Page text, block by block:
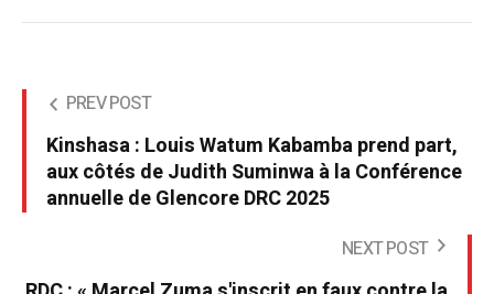
PREV POST
Kinshasa : Louis Watum Kabamba prend part,
aux côtés de Judith Suminwa à la Conférence
annuelle de Glencore DRC 2025
NEXT POST